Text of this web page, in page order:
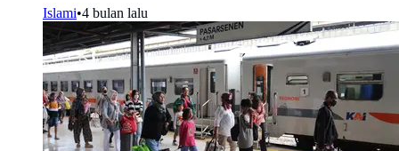
Islami•4 bulan lalu